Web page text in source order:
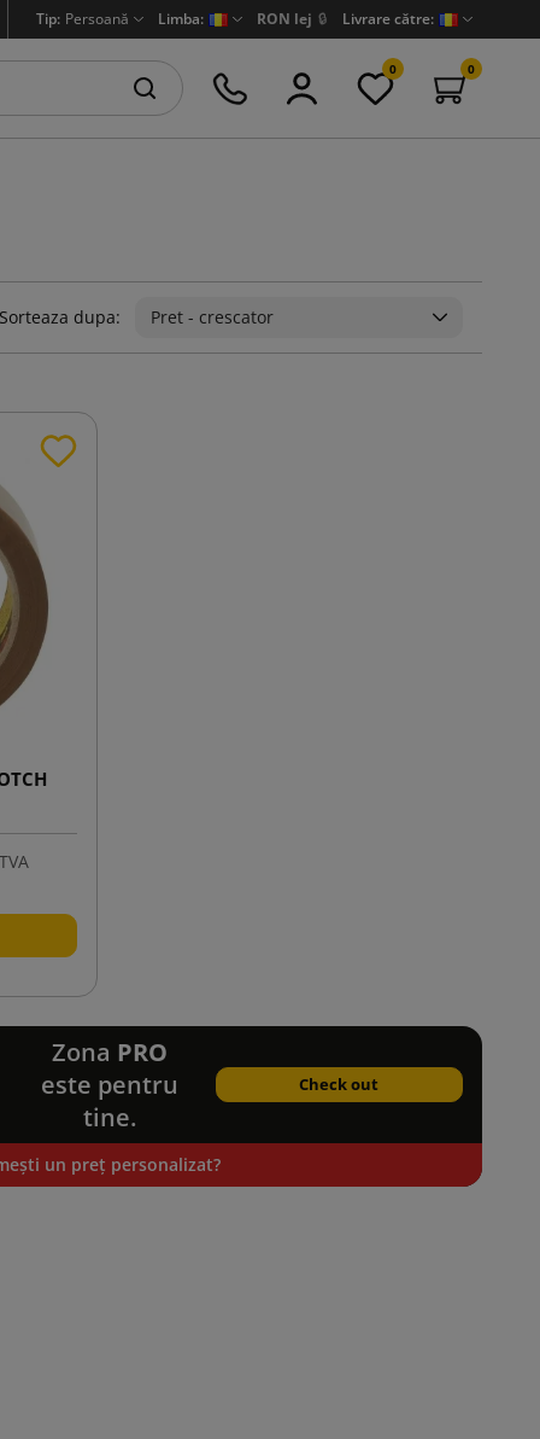
Tip: Persoană Limba: RON lej 🔒 Livrare către:
0 0
Sorteaza dupa: Pret - crescator
Zona PRO
este pentru
tine.
Check out
un preț personalizat?